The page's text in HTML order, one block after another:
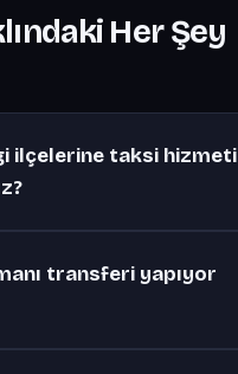
Her Şey
ilçelerine taksi hizmeti
transferi yapıyor